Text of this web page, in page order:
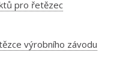
pro řetězec
výrobního závodu